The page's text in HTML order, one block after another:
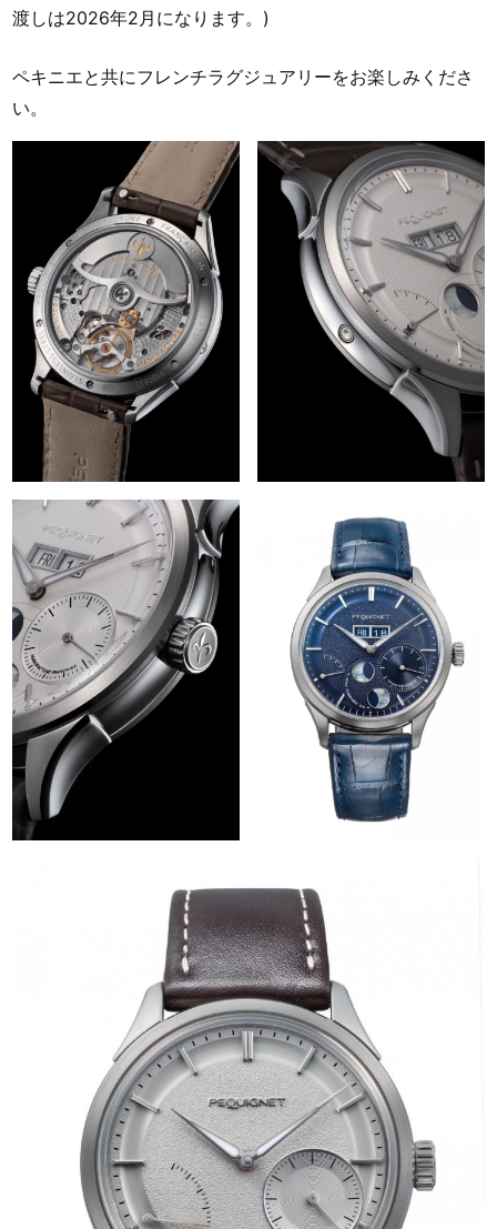
渡しは2026年2月になります。)
ペキニエと共にフレンチラグジュアリーをお楽しみくださ
い。